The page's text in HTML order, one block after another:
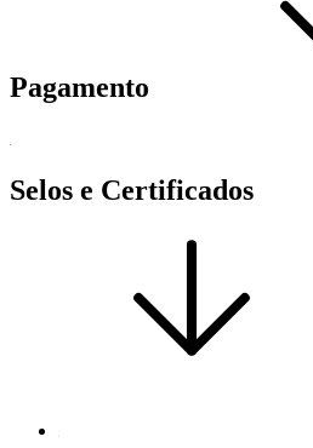
Pagamento
Selos e Certificados